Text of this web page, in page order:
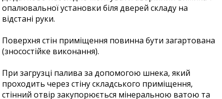
опалювальної установки біля дверей складу на
відстані руки.
Поверхня стін приміщення повинна бути загартована
(зносостійке виконання).
При загрузці палива за допомогою шнека, який
проходить через стіну складського приміщення,
стінний отвір закупорюється мінеральною ватою та